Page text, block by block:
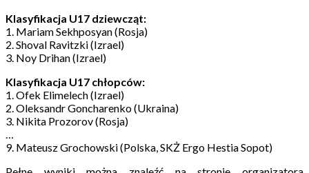
Klasyfikacja U17 dziewcząt:
1. Mariam Sekhposyan (Rosja)
2. Shoval Ravitzki (Izrael)
3. Noy Drihan (Izrael)
Klasyfikacja U17 chłopców:
1. Ofek Elimelech (Izrael)
2. Oleksandr Goncharenko (Ukraina)
3. Nikita Prozorov (Rosja)
…
9. Mateusz Grochowski (Polska, SKŻ Ergo Hestia Sopot)